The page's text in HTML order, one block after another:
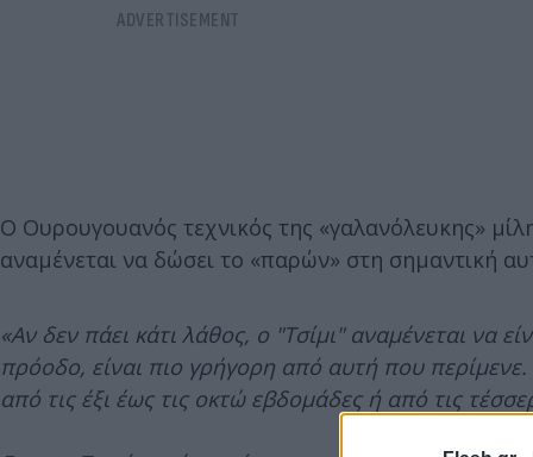
Ο Ουρουγουανός τεχνικός της «γαλανόλευκης»
αναμένεται να δώσει το «παρών» στη σημαντική
«Αν δεν πάει κάτι λάθος, ο "Τσίμι" αναμένεται να
πρόοδο, είναι πιο γρήγορη από αυτή που
από τις έξι έως τις οκτώ εβδομάδες ή από τις